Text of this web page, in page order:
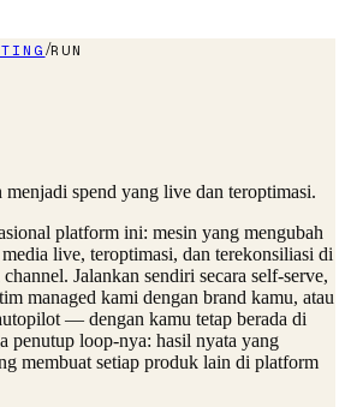
/RUN
menjadi spend yang live dan teroptimasi.
platform ini: mesin yang mengubah
live, teroptimasi, dan terekonsiliasi di
Jalankan sendiri secara self-serve,
managed kami dengan brand kamu, atau
— dengan kamu tetap berada di
penutup loop-nya: hasil nyata yang
membuat setiap produk lain di platform